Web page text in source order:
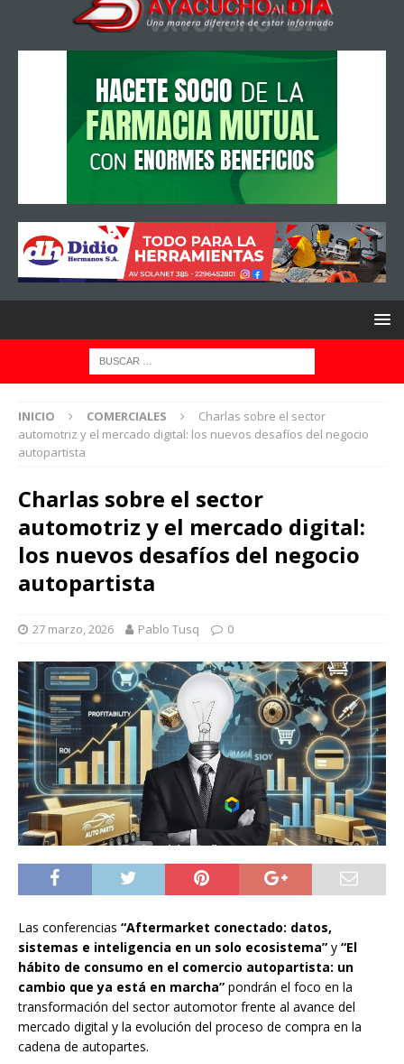
INICIO COMERCIALES
Charlas sobre el sector
automotriz y el mercado digital: los nuevos desafíos del negocio
autopartista
Charlas sobre el sector
automotriz y el mercado digital:
los nuevos desafíos del negocio
autopartista
27 marzo, 2026 Pablo Tusq 0
Las conferencias “Aftermarket conectado: datos,
sistemas e inteligencia en un solo ecosistema” y “El
hábito de consumo en el comercio autopartista: un
cambio que ya está en marcha” pondrán el foco en la
transformación del sector automotor frente al avance del
mercado digital y la evolución del proceso de compra en la
cadena de autopartes.